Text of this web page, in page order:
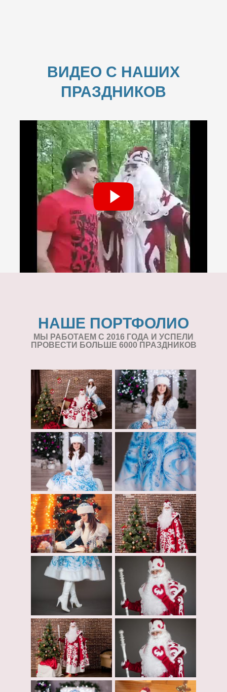
ВИДЕО С НАШИХ
ПРАЗДНИКОВ
НАШЕ ПОРТФОЛИО
МЫ РАБОТАЕМ С 2016 ГОДА И УСПЕЛИ
ПРОВЕСТИ БОЛЬШЕ 6000 ПРАЗДНИКОВ